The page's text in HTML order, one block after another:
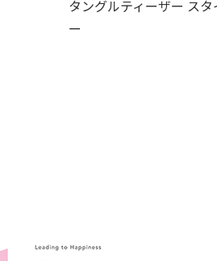
タングルティーザー スタ
ー